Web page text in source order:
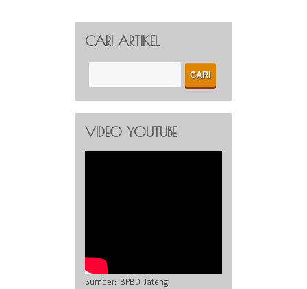
CARI ARTIKEL
VIDEO YOUTUBE
Sumber: BPBD Jateng